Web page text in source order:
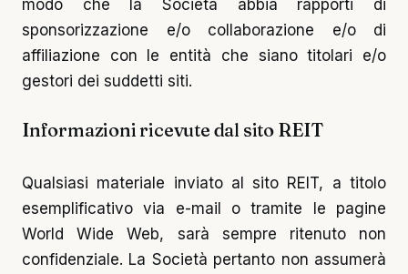
modo che la Società abbia rapporti di
sponsorizzazione e/o collaborazione e/o di
affiliazione con le entità che siano titolari e/o
gestori dei suddetti siti.
Informazioni ricevute dal sito REIT
Qualsiasi materiale inviato al sito REIT, a titolo
esemplificativo via e-mail o tramite le pagine
World Wide Web, sarà sempre ritenuto non
confidenziale. La Società pertanto non assumerà